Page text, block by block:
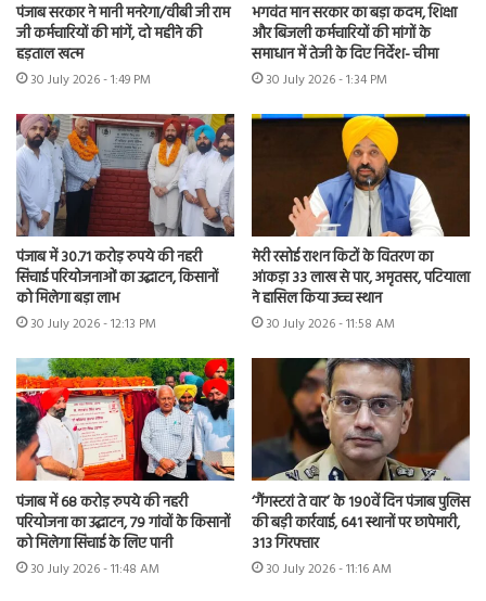
पंजाब सरकार ने मानी मनरेगा/वीबी जी राम
जी कर्मचारियों की मांगें, दो महीने की
हड़ताल खत्म
30 July 2026 - 1:49 PM
भगवंत मान सरकार का बड़ा कदम, शिक्षा
और बिजली कर्मचारियों की मांगों के
समाधान में तेजी के दिए निर्देश- चीमा
30 July 2026 - 1:34 PM
पंजाब में 30.71 करोड़ रुपये की नहरी
सिंचाई परियोजनाओं का उद्घाटन, किसानों
को मिलेगा बड़ा लाभ
30 July 2026 - 12:13 PM
मेरी रसोई राशन किटों के वितरण का
आंकड़ा 33 लाख से पार, अमृतसर, पटियाला
ने हासिल किया उच्च स्थान
30 July 2026 - 11:58 AM
पंजाब में 68 करोड़ रुपये की नहरी
परियोजना का उद्घाटन, 79 गांवों के किसानों
को मिलेगा सिंचाई के लिए पानी
30 July 2026 - 11:48 AM
‘गैंगस्टरां ते वार’ के 190वें दिन पंजाब पुलिस
की बड़ी कार्रवाई, 641 स्थानों पर छापेमारी,
313 गिरफ्तार
30 July 2026 - 11:16 AM